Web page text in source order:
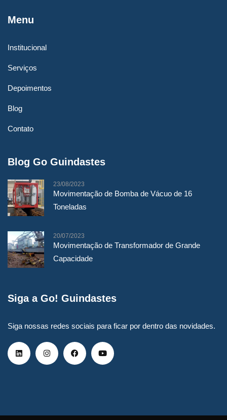
Movimentação de Transformador de
Grande Capacidade
LEIA MAIS
Menu
Institucional
Serviços
Depoimentos
Blog
Contato
Blog Go Guindastes
23/08/2023
Movimentação de Bomba de Vácuo de 16
Toneladas
20/07/2023
Movimentação de Transformador de Grande
Capacidade
Siga a Go! Guindastes
Siga nossas redes sociais para ficar por dentro das novidades.